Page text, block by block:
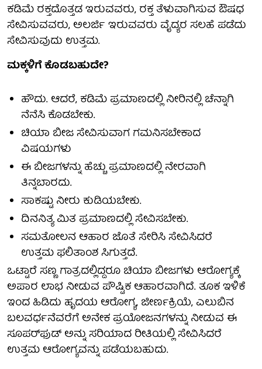
ಕಡಿಮೆ ರಕ್ತದೊತ್ತಡ ಇರುವವರು, ರಕ್ತ ತೆಳುವಾಗಿಸುವ ಔಷಧ
ಸೇವಿಸುವವರು, ಅಲರ್ಜಿ ಇರುವವರು ವೈದ್ಯರ ಸಲಹೆ ಪಡೆದು
ಸೇವಿಸುವುದು ಉತ್ತಮ.
ಮಕ್ಕಳಿಗೆ ಕೊಡಬಹುದೇ?
ಹೌದು. ಆದರೆ, ಕಡಿಮೆ ಪ್ರಮಾಣದಲ್ಲಿ ನೀರಿನಲ್ಲಿ ಚೆನ್ನಾಗಿ
ನೆನೆಸಿ ಕೊಡಬೇಕು.
ಚಿಯಾ ಬೀಜ ಸೇವಿಸುವಾಗ ಗಮನಿಸಬೇಕಾದ
ವಿಷಯಗಳು
ಈ ಬೀಜಗಳನ್ನು ಹೆಚ್ಚು ಪ್ರಮಾಣದಲ್ಲಿ ನೇರವಾಗಿ
ತಿನ್ನಬಾರದು.
ಸಾಕಷ್ಟು ನೀರು ಕುಡಿಯಬೇಕು.
ದಿನನಿತ್ಯ ಮಿತ ಪ್ರಮಾಣದಲ್ಲಿ ಸೇವಿಸಬೇಕು.
ಸಮತೋಲನ ಆಹಾರ ಜೊತೆ ಸೇರಿಸಿ ಸೇವಿಸಿದರೆ
ಉತ್ತಮ ಫಲಿತಾಂಶ ಸಿಗುತ್ತದೆ.
ಒಟ್ಟಾರೆ ಸಣ್ಣ ಗಾತ್ರದಲ್ಲಿದ್ದರೂ ಚಿಯಾ ಬೀಜಗಳು ಆರೋಗ್ಯಕ್ಕೆ
ಅಪಾರ ಲಾಭ ನೀಡುವ ಪೌಷ್ಟಿಕ ಆಹಾರವಾಗಿದೆ. ತೂಕ ಇಳಿಕೆ
ಇಂದ ಹಿಡಿದು ಹೃದಯ ಆರೋಗ್ಯ, ಜೀರ್ಣಕ್ರಿಯೆ, ಎಲುಬಿನ
ಬಲವರ್ಧನೆವರೆಗೆ ಅನೇಕ ಪ್ರಯೋಜನಗಳನ್ನು ನೀಡುವ ಈ
ಸೂಪರ್‌ಫುಡ್ ಅನ್ನು ಸರಿಯಾದ ರೀತಿಯಲ್ಲಿ ಸೇವಿಸಿದರೆ
ಉತ್ತಮ ಆರೋಗ್ಯವನ್ನು ಪಡೆಯಬಹುದು.